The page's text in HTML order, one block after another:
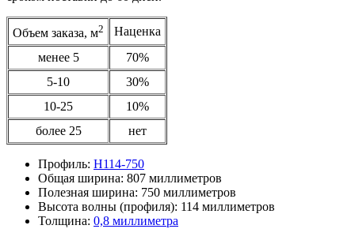
Объем заказа, м2
Наценка
менее 5
70%
5-10
30%
10-25
10%
более 25
нет
Профиль: Н114-750
Общая ширина: 807 миллиметров
Полезная ширина: 750 миллиметров
Высота волны (профиля): 114 миллиметров
Толщина: 0,8 миллиметра